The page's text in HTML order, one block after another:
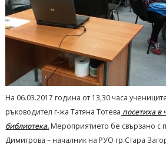
На 06.03.2017 година от 13,30 часа
ръководител г-жа Татяна Тотева посетиха в
библиотека. Мероприятието бе свързано с
Димитрова – началник на РУО гр.Стара